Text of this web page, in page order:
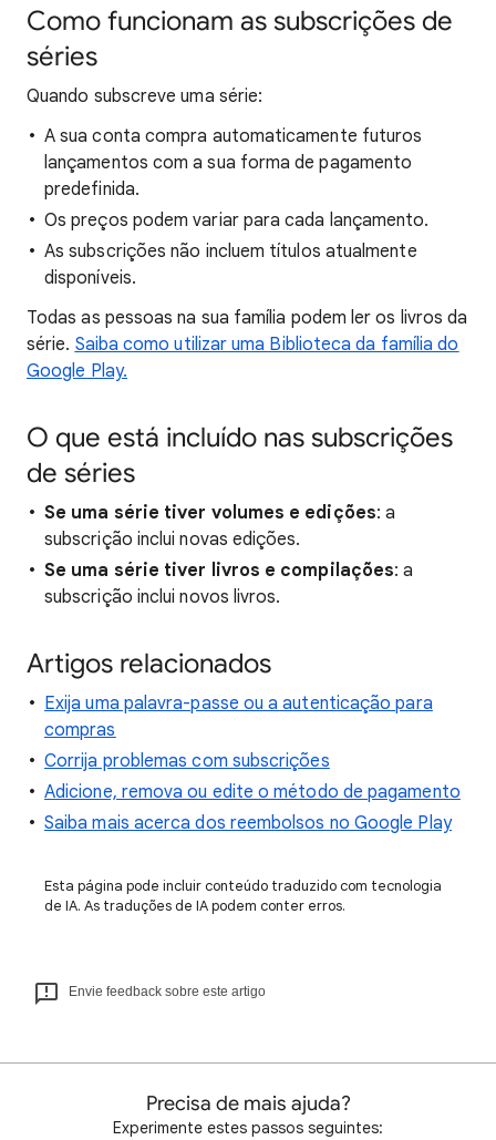
Como funcionam as subscrições de
séries
Quando subscreve uma série:
A sua conta compra automaticamente futuros
lançamentos com a sua forma de pagamento
predefinida.
Os preços podem variar para cada lançamento.
As subscrições não incluem títulos atualmente
disponíveis.
Todas as pessoas na sua família podem ler os livros da
série. Saiba como utilizar uma Biblioteca da família do
Google Play.
O que está incluído nas subscrições
de séries
Se uma série tiver volumes e edições: a
subscrição inclui novas edições.
Se uma série tiver livros e compilações: a
subscrição inclui novos livros.
Artigos relacionados
Exija uma palavra-passe ou a autenticação para
compras
Corrija problemas com subscrições
Adicione, remova ou edite o método de pagamento
Saiba mais acerca dos reembolsos no Google Play
Esta página pode incluir conteúdo traduzido com tecnologia
de IA. As traduções de IA podem conter erros.
Envie feedback sobre este artigo
Precisa de mais ajuda?
Experimente estes passos seguintes: